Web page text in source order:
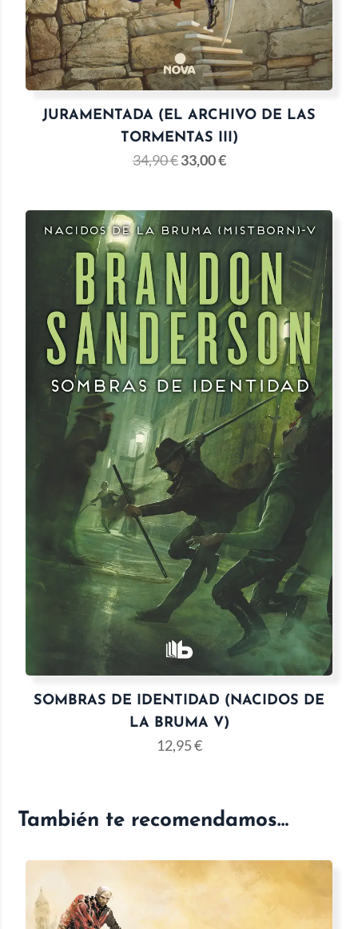
JURAMENTADA (EL ARCHIVO DE LAS
TORMENTAS III)
34,90€ 33,00€
SOMBRAS DE IDENTIDAD (NACIDOS DE
LA BRUMA V)
12,95€
También te recomendamos…